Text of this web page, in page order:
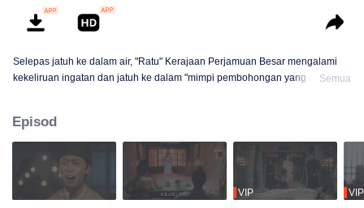
Selepas jatuh ke dalam air, "Ratu" Kerajaan Perjamuan Besar mengalami
kekeliruan ingatan dan jatuh ke dalam "mimpi pembohongan yang indah".
jatuh cinta dengan orang bantalnya beransur-ansur...
Semua
Episod
VIP VIP